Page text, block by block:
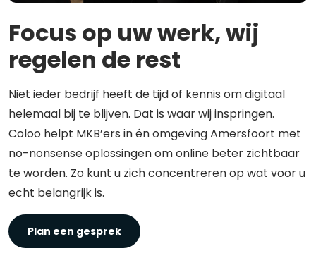
Focus op uw werk, wij
regelen de rest
Niet ieder bedrijf heeft de tijd of kennis om digitaal
helemaal bij te blijven. Dat is waar wij inspringen.
Coloo helpt MKB’ers in én omgeving Amersfoort met
no-nonsense oplossingen om online beter zichtbaar
te worden. Zo kunt u zich concentreren op wat voor u
echt belangrijk is.
Plan een gesprek